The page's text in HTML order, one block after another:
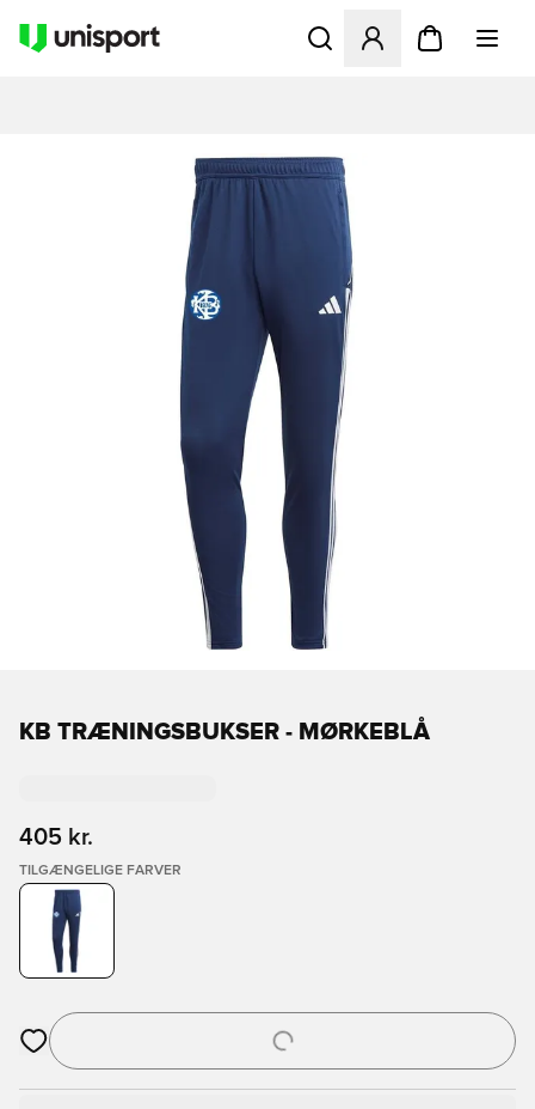
Åbner en Modal til at
KB TRÆNINGSBUKSER - MØRKEBLÅ
405 kr.
TILGÆNGELIGE FARVER
Åbner en Modal til at logge ind eller tilmelde dig som medlem